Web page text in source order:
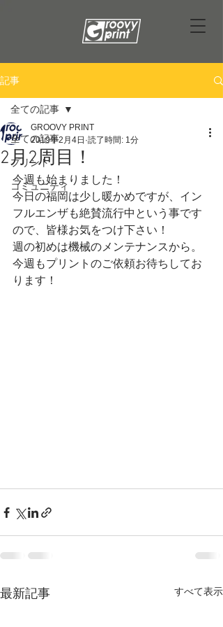
記事
全ての記事
プリント
コミュニティ
全ての記事
2月2周目！
GROOVY PRINT
2019年2月4日 読了時間: 1分
今週も始まりました！
今日の福岡は少し暖かめですが、イン
フルエンザも絶賛流行中という事です
ので、皆様お気をつけ下さい！
週の初めは機械のメンテナンスから。
今週もプリントのご依頼お待ちしてお
ります！
最新記事 すべて表示